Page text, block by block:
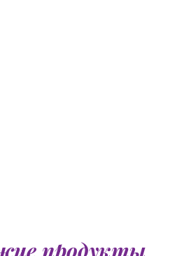
продукты